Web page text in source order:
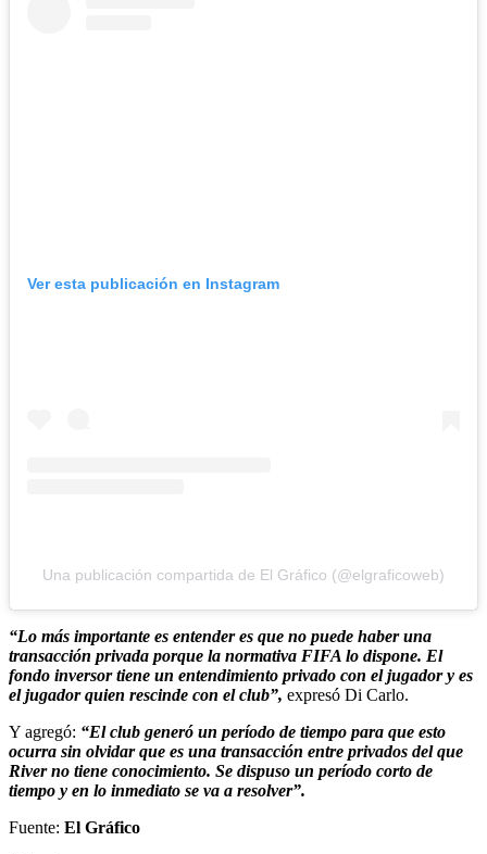
Ver esta publicación en Instagram
Una publicación compartida de El Gráfico (@elgraficoweb)
“Lo más importante es entender es que no puede haber una
transacción privada porque la normativa FIFA lo dispone. El
fondo inversor tiene un entendimiento privado con el jugador y es
el jugador quien rescinde con el club”, expresó Di Carlo.
Y agregó: “El club generó un período de tiempo para que esto
ocurra sin olvidar que es una transacción entre privados del que
River no tiene conocimiento. Se dispuso un período corto de
tiempo y en lo inmediato se va a resolver”.
Fuente: El Gráfico